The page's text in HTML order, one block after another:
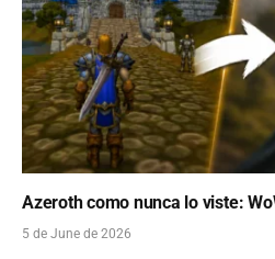
Azeroth como nunca lo viste:
5 de June de 2026